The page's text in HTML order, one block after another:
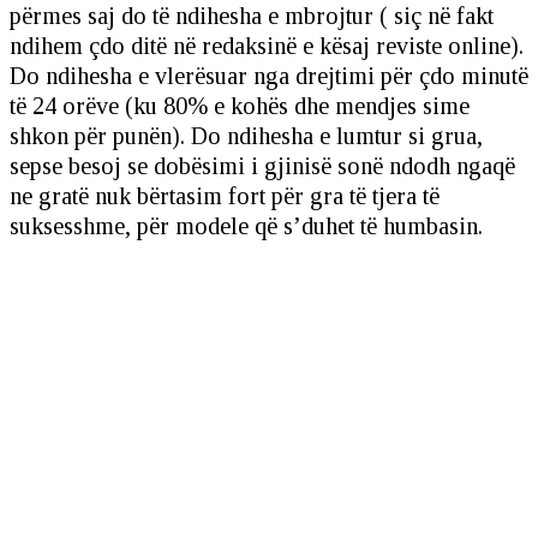
përmes saj do të ndihesha e mbrojtur ( siç në fakt
ndihem çdo ditë në redaksinë e kësaj reviste online).
Do ndihesha e vlerësuar nga drejtimi për çdo minutë
të 24 orëve (ku 80% e kohës dhe mendjes sime
shkon për punën). Do ndihesha e lumtur si grua,
sepse besoj se dobësimi i gjinisë sonë ndodh ngaqë
ne gratë nuk bërtasim fort për gra të tjera të
suksesshme, për modele që s’duhet të humbasin.